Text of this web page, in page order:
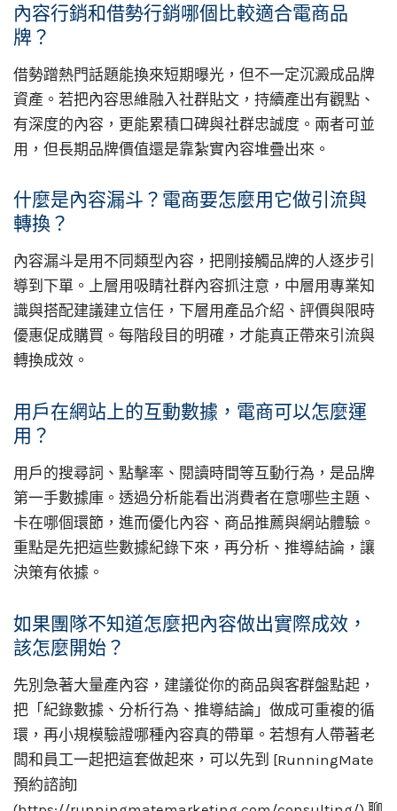
內容行銷和借勢行銷哪個比較適合電商品
牌？
借勢蹭熱門話題能換來短期曝光，但不一定沉澱成品牌
資產。若把內容思維融入社群貼文，持續產出有觀點、
有深度的內容，更能累積口碑與社群忠誠度。兩者可並
用，但長期品牌價值還是靠紮實內容堆疊出來。
什麼是內容漏斗？電商要怎麼用它做引流與
轉換？
內容漏斗是用不同類型內容，把剛接觸品牌的人逐步引
導到下單。上層用吸睛社群內容抓注意，中層用專業知
識與搭配建議建立信任，下層用產品介紹、評價與限時
優惠促成購買。每階段目的明確，才能真正帶來引流與
轉換成效。
用戶在網站上的互動數據，電商可以怎麼運
用？
用戶的搜尋詞、點擊率、閱讀時間等互動行為，是品牌
第一手數據庫。透過分析能看出消費者在意哪些主題、
卡在哪個環節，進而優化內容、商品推薦與網站體驗。
重點是先把這些數據紀錄下來，再分析、推導結論，讓
決策有依據。
如果團隊不知道怎麼把內容做出實際成效，
該怎麼開始？
先別急著大量產內容，建議從你的商品與客群盤點起，
把「紀錄數據、分析行為、推導結論」做成可重複的循
環，再小規模驗證哪種內容真的帶單。若想有人帶著老
闆和員工一起把這套做起來，可以先到 [RunningMate
預約諮詢]